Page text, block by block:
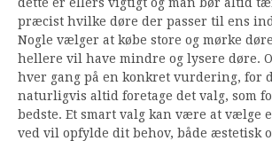
præcist hvilke døre der passer til ens
Nogle vælger at købe store og mørke
hellere vil have mindre og lysere døre.
hver gang på en konkret vurdering, for
naturligvis altid foretage det valg, som
bedste. Et smart valg kan være at vælge
ved vil opfylde dit behov, både æstetisk